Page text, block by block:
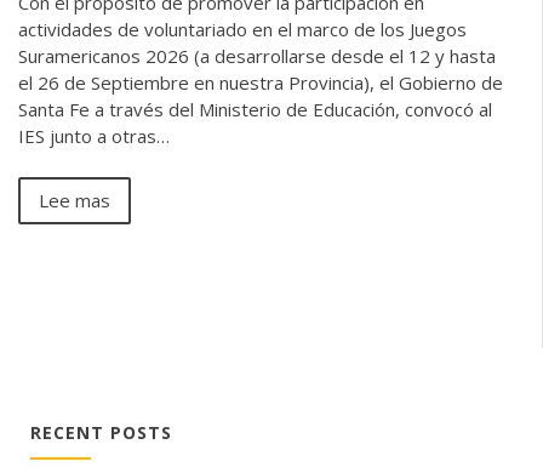
actividades de voluntariado en el marco de los Juegos
Suramericanos 2026 (a desarrollarse desde el 12 y hasta
el 26 de Septiembre en nuestra Provincia), el Gobierno de
Santa Fe a través del Ministerio de Educación, convocó al
IES junto a otras…
Lee mas
RECENT POSTS